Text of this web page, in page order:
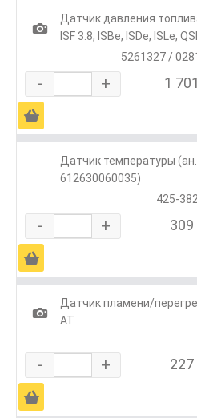
1
Датчик давления
ISF 3.8, ISBe, ISDe, ISLe,
5261327 /
- + 1
Ä
Датчик температуры
612630060035)
425-
- +
Ä
1
Датчик пламени/
АТ
- +
Ä